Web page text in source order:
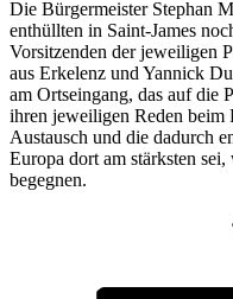
Die Bürgermeister Stephan
enthüllten in Saint-James
Vorsitzenden der jeweiligen
aus Erkelenz und Yannick
am Ortseingang, das auf die
ihren jeweiligen Reden beim
Austausch und die dadurch
Europa dort am stärksten
begegnen.